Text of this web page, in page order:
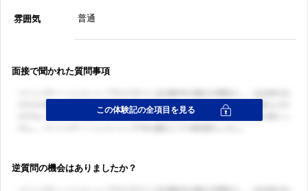
雰囲気 普通
面接で聞かれた質問事項
逆質問の機会はありましたか？